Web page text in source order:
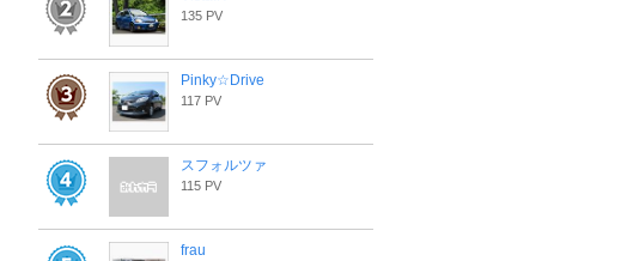
135 PV
Pinky☆Drive
117 PV
スフォルツァ
115 PV
frau